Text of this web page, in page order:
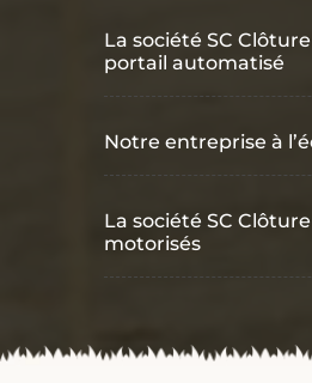
La société SC
portail automatisé
Notre entreprise à
La société SC
motorisés